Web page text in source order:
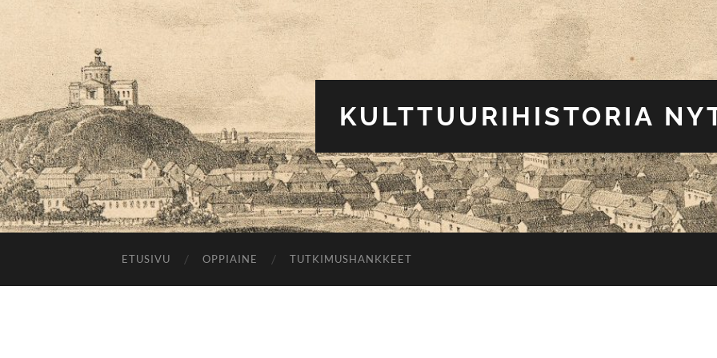
KULTTUURIHISTORIA
ETUSIVU OPPIAINE TUTKIMUSHANKKEET